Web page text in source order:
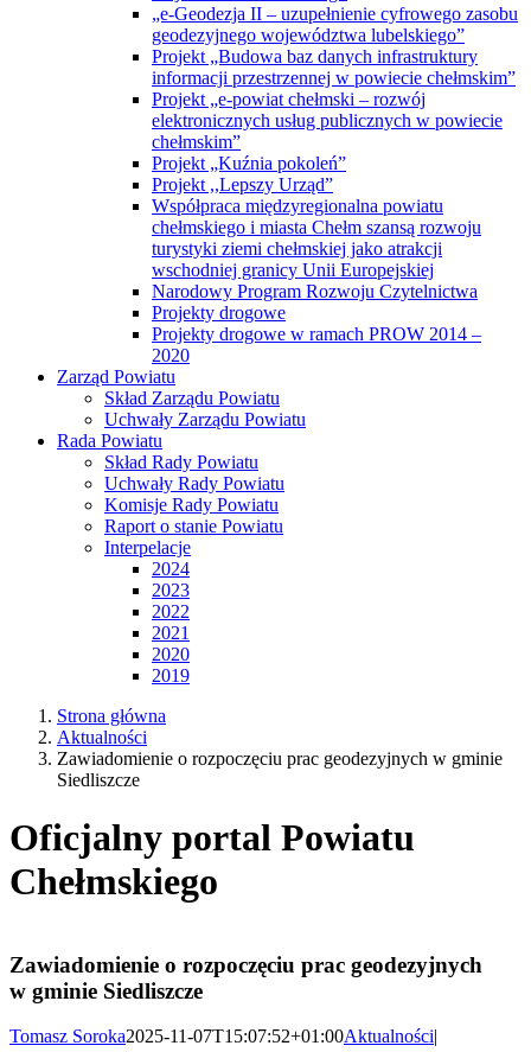
„e-Geodezja II – uzupełnienie cyfrowego zasobu
geodezyjnego województwa lubelskiego”
Projekt „Budowa baz danych infrastruktury
informacji przestrzennej w powiecie chełmskim”
Projekt „e-powiat chełmski – rozwój
elektronicznych usług publicznych w powiecie
chełmskim”
Projekt „Kuźnia pokoleń”
Projekt ,,Lepszy Urząd”
Współpraca międzyregionalna powiatu
chełmskiego i miasta Chełm szansą rozwoju
turystyki ziemi chełmskiej jako atrakcji
wschodniej granicy Unii Europejskiej
Narodowy Program Rozwoju Czytelnictwa
Projekty drogowe
Projekty drogowe w ramach PROW 2014 –
2020
Zarząd Powiatu
Skład Zarządu Powiatu
Uchwały Zarządu Powiatu
Rada Powiatu
Skład Rady Powiatu
Uchwały Rady Powiatu
Komisje Rady Powiatu
Raport o stanie Powiatu
Interpelacje
2024
2023
2022
2021
2020
2019
Strona główna
Aktualności
Zawiadomienie o rozpoczęciu prac geodezyjnych w gminie
Siedliszcze
Oficjalny portal Powiatu
Chełmskiego
Zawiadomienie o rozpoczęciu prac geodezyjnych
w gminie Siedliszcze
Tomasz Soroka2025-11-07T15:07:52+01:00Aktualności|